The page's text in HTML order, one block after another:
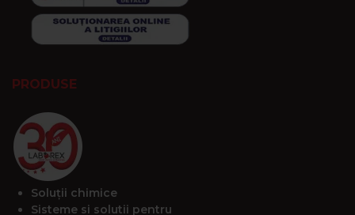
PRODUSE
Soluții chimice
Sisteme si solutii pentru